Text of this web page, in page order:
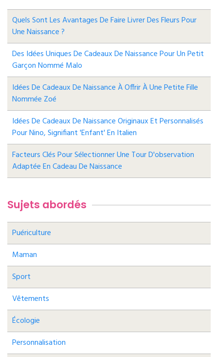
Quels Sont Les Avantages De Faire Livrer Des Fleurs Pour
Une Naissance ?
Des Idées Uniques De Cadeaux De Naissance Pour Un Petit
Garçon Nommé Malo
Idées De Cadeaux De Naissance À Offrir À Une Petite Fille
Nommée Zoé
Idées De Cadeaux De Naissance Originaux Et Personnalisés
Pour Nino, Signifiant 'enfant' En Italien
Facteurs Clés Pour Sélectionner Une Tour D'observation
Adaptée En Cadeau De Naissance
Sujets abordés
Puériculture
Maman
Sport
Vêtements
Écologie
Personnalisation